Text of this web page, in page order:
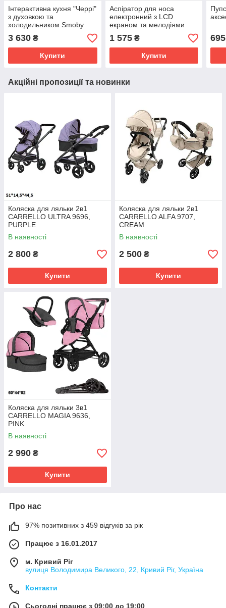
Інтерактивна кухня "Черрі"
з духовкою та
холодильником Smoby
3 630 ₴
Купити
Аспіратор для носа
електронний з LCD
екраном та мелодіями
1470/01 BabyOno
1 575₴
Купити
695
Акційні пропозиції та новинки
Коляска для ляльки 2в1
CARRELLO ULTRA 9696,
PURPLE
В наявності
2 800 ₴
Купити
Коляска для ляльки 2в1
CARRELLO ALFA 9707,
CREAM
В наявності
2 500 ₴
Купити
Коляска для ляльки 3в1
CARRELLO MAGIA 9636,
PINK
В наявності
2 990 ₴
Купити
Про нас
97% позитивних з 459 відгуків за рік
Працює з 16.01.2017
м. Кривий Ріг
вулиця Володимира Великого, 22, Кривий Ріг, Україна
Контакти
Сьогодні працює з 09:00 до 19:00